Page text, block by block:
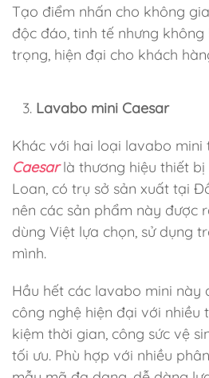
Tạo điểm nhấn cho không
độc đáo, tinh tế nhưng
trọng, hiện đại cho khách
Lavabo mini Caesar
Khác với hai loại lavabo mini
Caesarlà thương hiệu thiết bị
Loan, có trụ sở sản xuất tại
nên các sản phẩm này được
dùng Việt lựa chọn, sử dụng
mình.
Hầu hết các lavabo mini này
công nghệ hiện đại với nhiều
kiệm thời gian, công sức vệ
tối ưu. Phù hợp với nhiều